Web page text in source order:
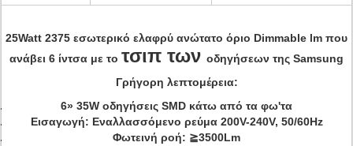
25Watt 2375 εσωτερικό ελαφρύ ανώτατο όριο Dimmable lm που
ανάβει 6 ίντσα με το τσιπ των οδηγήσεων της Samsung
Γρήγορη λεπτομέρεια:
6» 35W οδηγήσεις SMD κάτω από τα φω'τα
Εισαγωγή: Εναλλασσόμενο ρεύμα 200V-240V, 50/60Hz
Φωτεινή ροή: ≧3500Lm